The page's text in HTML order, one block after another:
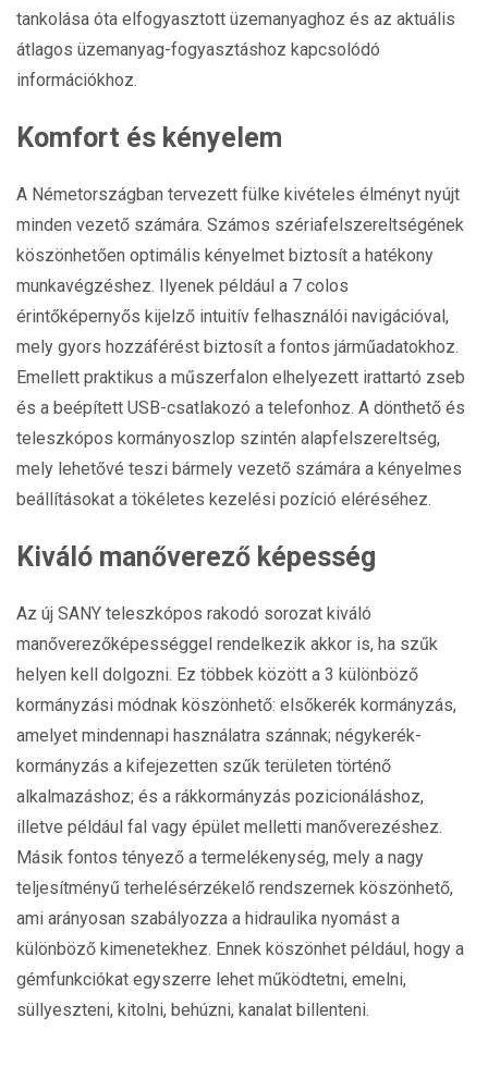
tankolása óta elfogyasztott üzemanyaghoz és az aktuális
átlagos üzemanyag-fogyasztáshoz kapcsolódó
információkhoz.
Komfort és kényelem
A Németországban tervezett fülke kivételes élményt nyújt
minden vezető számára. Számos szériafelszereltségének
köszönhetően optimális kényelmet biztosít a hatékony
munkavégzéshez. Ilyenek például a 7 colos
érintőképernyős kijelző intuitív felhasználói navigációval,
mely gyors hozzáférést biztosít a fontos járműadatokhoz.
Emellett praktikus a műszerfalon elhelyezett irattartó zseb
és a beépített USB-csatlakozó a telefonhoz. A dönthető és
teleszkópos kormányoszlop szintén alapfelszereltség,
mely lehetővé teszi bármely vezető számára a kényelmes
beállításokat a tökéletes kezelési pozíció eléréséhez.
Kiváló manőverező képesség
Az új SANY teleszkópos rakodó sorozat kiváló
manőverezőképességgel rendelkezik akkor is, ha szűk
helyen kell dolgozni. Ez többek között a 3 különböző
kormányzási módnak köszönhető: elsőkerék kormányzás,
amelyet mindennapi használatra szánnak; négykerék-
kormányzás a kifejezetten szűk területen történő
alkalmazáshoz; és a rákkormányzás pozicionáláshoz,
illetve például fal vagy épület melletti manőverezéshez.
Másik fontos tényező a termelékenység, mely a nagy
teljesítményű terhelésérzékelő rendszernek köszönhető,
ami arányosan szabályozza a hidraulika nyomást a
különböző kimenetekhez. Ennek köszönhet például, hogy a
gémfunkciókat egyszerre lehet működtetni, emelni,
süllyeszteni, kitolni, behúzni, kanalat billenteni.